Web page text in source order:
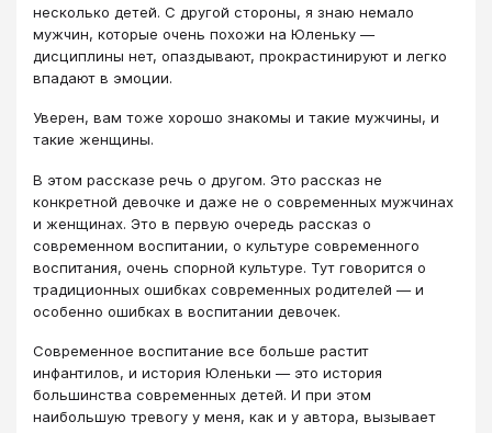
несколько детей. С другой стороны, я знаю немало
мужчин, которые очень похожи на Юленьку —
дисциплины нет, опаздывают, прокрастинируют и легко
впадают в эмоции.
Уверен, вам тоже хорошо знакомы и такие мужчины, и
такие женщины.
В этом рассказе речь о другом. Это рассказ не
конкретной девочке и даже не о современных мужчинах
и женщинах. Это в первую очередь рассказ о
современном воспитании, о культуре современного
воспитания, очень спорной культуре. Тут говорится о
традиционных ошибках современных родителей ― и
особенно ошибках в воспитании девочек.
Современное воспитание все больше растит
инфантилов, и история Юленьки — это история
большинства современных детей. И при этом
наибольшую тревогу у меня, как и у автора, вызывает